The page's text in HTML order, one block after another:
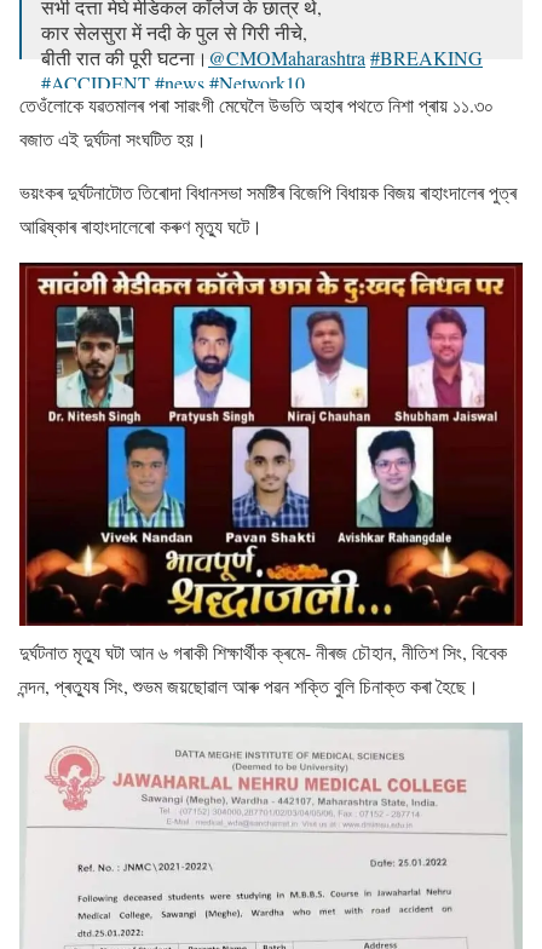
सभी दत्ता मेघे मेडिकल कॉलेज के छात्र थे,
कार सेलसुरा में नदी के पुल से गिरी नीचे,
बीती रात की पूरी घटना। @CMOMaharashtra #BREAKING
#ACCIDENT#news#Network10
pic.twitter.com/KmjRzlwS3G
— Network10 (@Network10Update)
তেওঁলোকে যৱতমালৰ পৰা সাৱংগী মেঘেলৈ উভতি অহাৰ পথতে নিশা প্ৰায় ১১.৩০
বজাত এই দুৰ্ঘটনা সংঘটিত হয়।
ভয়ংকৰ দুৰ্ঘটনাটোত তিৰোদা বিধানসভা সমষ্টিৰ বিজেপি বিধায়ক বিজয় ৰাহাংদালেৰ পুত্ৰ
আৱিষ্কাৰ ৰাহাংদালেৰো কৰুণ মৃত্যু ঘটে।
দুৰ্ঘটনাত মৃত্যু ঘটা আন ৬ গৰাকী শিক্ষাৰ্থীক ক্ৰমে- নীৰজ চৌহান, নীতিশ সিং, বিবেক
নন্দন, প্ৰত্যুষ সিং, শুভম জয়ছোৱাল আৰু পৱন শক্তি বুলি চিনাক্ত কৰা হৈছে।